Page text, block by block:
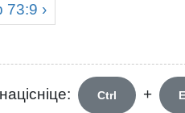
73:9 ›
Ctrl +